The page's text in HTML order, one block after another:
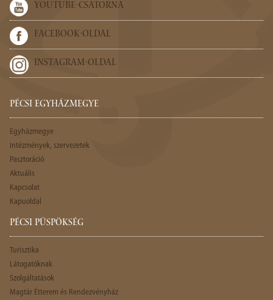
YOUTUBE-CSATORNA
FACEBOOK-OLDAL
INSTAGRAM-OLDAL
PÉCSI EGYHÁZMEGYE
Egyházmegye
Intézmények, szervezetek
Pasztoráció
Aktuális
Kapcsolat
Kapuoldal
PÉCSI PÜSPÖKSÉG
Turisztika
Látogatóknak
Szolgáltatások
Magtár Étterem és Rendezvényház